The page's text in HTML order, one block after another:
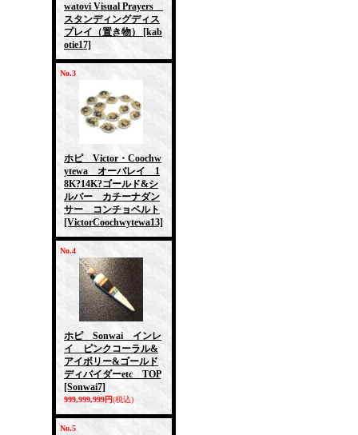
watovi Visual Prayers
スタンディングディス
プレイ（置き物）
[kab
otie17]
No.3
ホピ Victor・Coochw
ytewa オーバレイ 1
8K?14K?ゴールド&シ
ルバー カチーナダン
サー コンチョベルト
[VictorCoochwytewa13]
No.4
ホピ Sonwai インレ
イ ピンクコーラル&
アイボリー&ゴールド
ディバイダーetc TOP
[Sonwai7]
999,999,999円(税込)
No.5